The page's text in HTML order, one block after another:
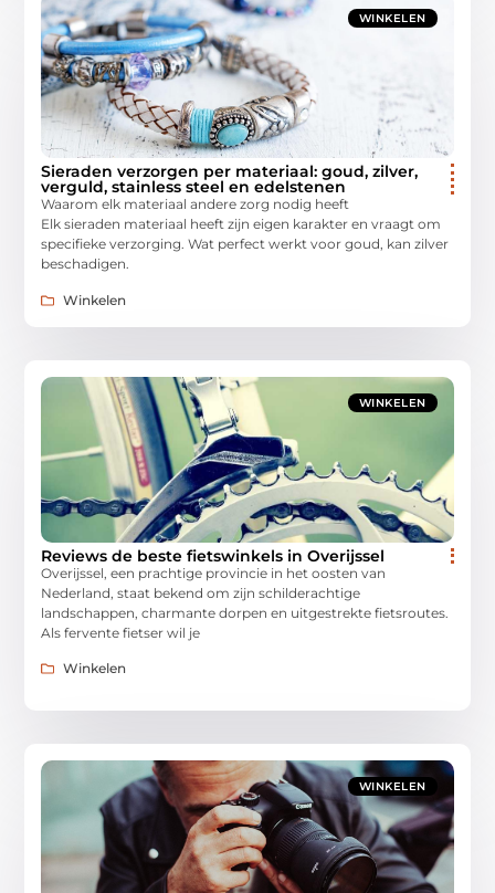
WINKELEN
Sieraden verzorgen per materiaal: goud, zilver,
verguld, stainless steel en edelstenen
Waarom elk materiaal andere zorg nodig heeft
Elk sieraden materiaal heeft zijn eigen karakter en vraagt om
specifieke verzorging. Wat perfect werkt voor goud, kan zilver
beschadigen.
Winkelen
WINKELEN
Reviews de beste fietswinkels in Overijssel
Overijssel, een prachtige provincie in het oosten van
Nederland, staat bekend om zijn schilderachtige
landschappen, charmante dorpen en uitgestrekte fietsroutes.
Als fervente fietser wil je
Winkelen
WINKELEN